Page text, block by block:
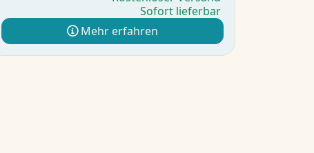
Sofort lieferbar
Mehr erfahren